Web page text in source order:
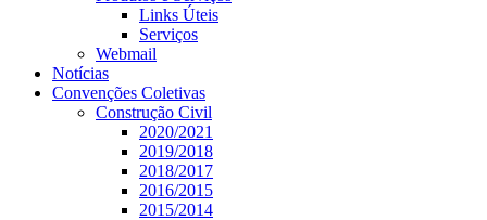
Links Úteis
Serviços
Webmail
Notícias
Convenções Coletivas
Construção Civil
2020/2021
2019/2018
2018/2017
2016/2015
2015/2014